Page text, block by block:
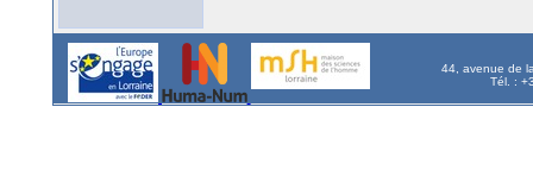
44, avenue de
Tél. :